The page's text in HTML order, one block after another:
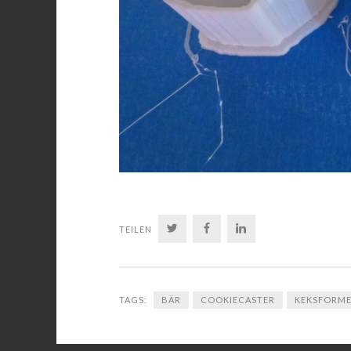
TEILEN TWITTERFACEBOOK
TAGS: BÄR COOKIECASTER